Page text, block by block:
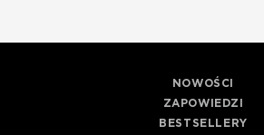
NOWOŚCI
ZAPOWIEDZI
BESTSELLERY